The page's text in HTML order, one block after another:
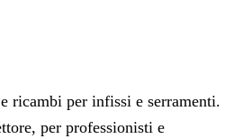
ricambi per infissi e serramenti.
per professionisti e